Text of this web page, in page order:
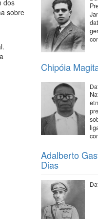
dos
sobre
Chipóia
Adalberto
Dias